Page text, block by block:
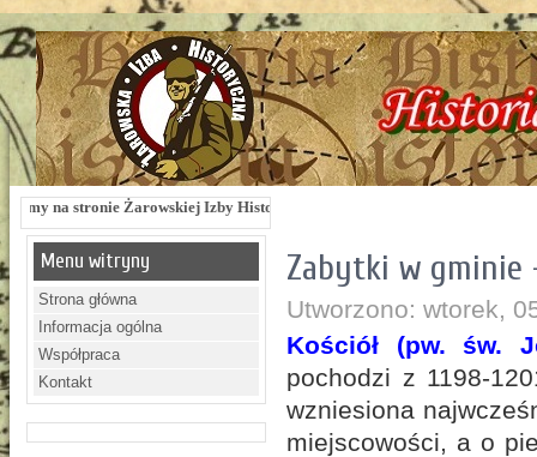
Żarowskiej Izby Historycznej !!! Żarowska Izba Historyczna, ul.
Menu witryny
Strona główna
Informacja ogólna
Współpraca
Kontakt
Zabytki w gminie
Utworzono: wtorek,
Kościół (pw. św.
pochodzi z 1198-
wzniesiona
miejscowości, a o